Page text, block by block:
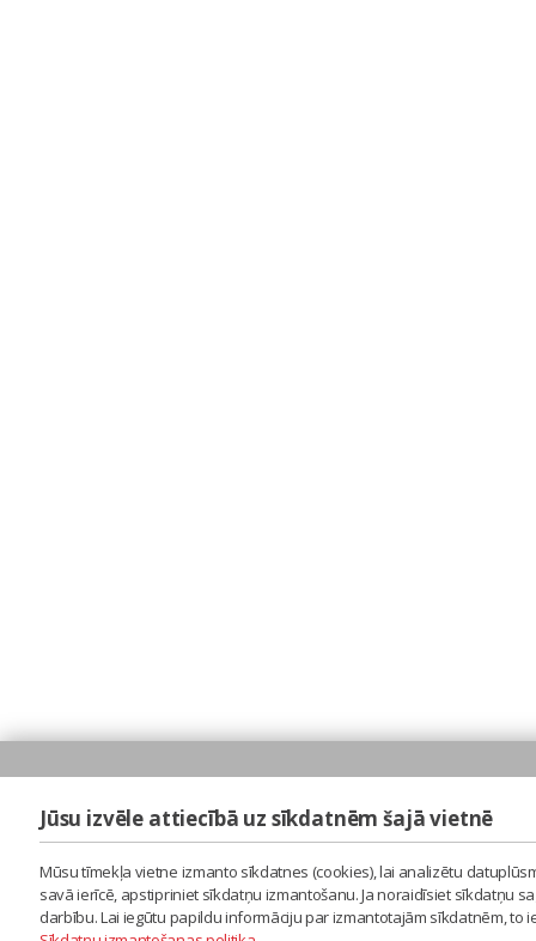
Jūsu izvēle attiecībā uz sīkdatnēm šajā vietnē
Mūsu tīmekļa vietne izmanto sīkdatnes (cookies), lai analizētu
savā ierīcē, apstipriniet sīkdatņu izmantošanu. Ja noraidīsiet sīkdatņu
darbību. Lai iegūtu papildu informāciju par izmantotajām sīkdatnēm,